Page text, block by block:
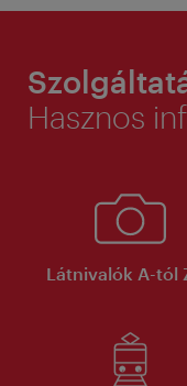
Hasznos
Látnivalók A-tól